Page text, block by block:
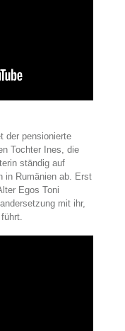
der pensionierte
Tochter Ines, die
ständig auf
in Rumänien ab. Erst
Egos Toni
mit ihr,